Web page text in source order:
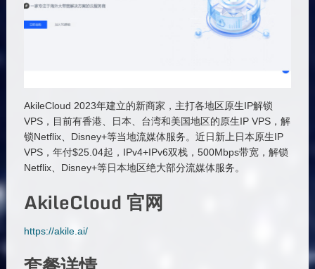
AkileCloud 2023年建立的新商家，主打各地区原生IP解锁
VPS，目前有香港、日本、台湾和美国地区的原生IP VPS，解
锁Netflix、Disney+等当地流媒体服务。近日新上日本原生IP
VPS，年付$25.04起，IPv4+IPv6双栈，500Mbps带宽，解锁
Netflix、Disney+等日本地区绝大部分流媒体服务。
AkileCloud 官网
https://akile.ai/